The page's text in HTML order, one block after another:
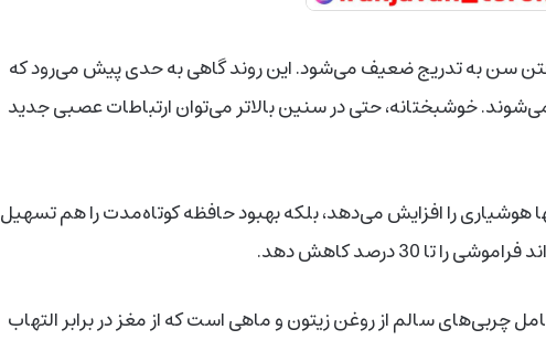
سن به تدریج ضعیف می‌شود. این روند گاهی به حدی پیش می‌رود که
می‌شوند. خوشبختانه، حتی در سنین بالاتر می‌توان ارتباطات عصبی جدید
را افزایش می‌دهد، بلکه بهبود حافظه کوتاه‌مدت را هم تسهیل
چربی‌های سالم از روغن زیتون و ماهی است که از مغز در برابر التهاب